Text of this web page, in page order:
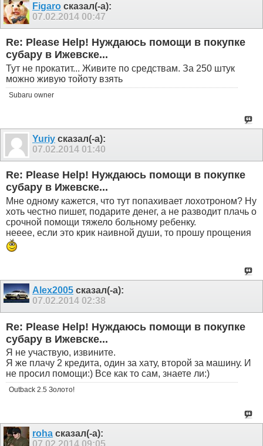
Figaro сказал(-а):
07.02.2014 00:47
Re: Please Help! Нуждаюсь помощи в покупке
субару в Ижевске...
Тут не прокатит... Живите по средствам. За 250 штук
можно живую тойоту взять
Subaru owner
Yuriy сказал(-а):
07.02.2014 01:40
Re: Please Help! Нуждаюсь помощи в покупке
субару в Ижевске...
Мне одному кажется, что тут попахивает лохотроном? Ну
хоть честно пишет, подарите денег, а не разводит плачь о
срочной помощи тяжело больному ребенку.
нееее, если это крик наивной души, то прошу прощения
Alex2005 сказал(-а):
07.02.2014 02:38
Re: Please Help! Нуждаюсь помощи в покупке
субару в Ижевске...
Я не участвую, извините.
Я же плачу 2 кредита, один за хату, второй за машину. И
не просил помощи:) Все как то сам, знаете ли:)
Outback 2.5 Золото!
roha сказал(-а):